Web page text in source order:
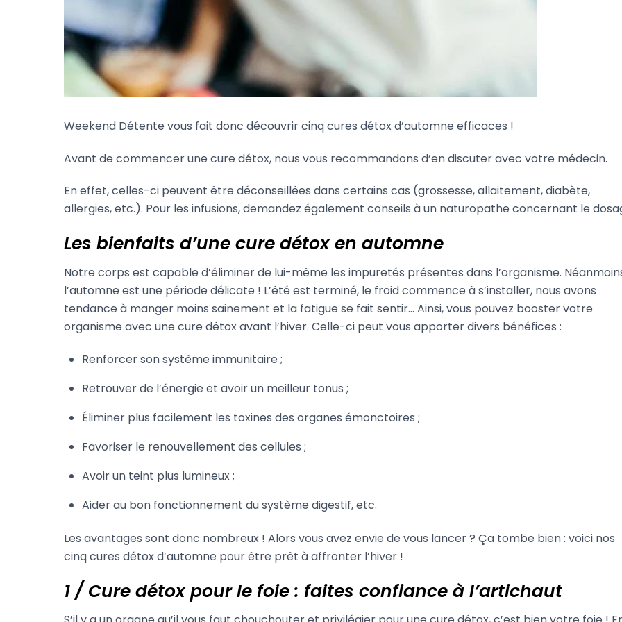
Weekend Détente vous fait donc découvrir cinq cures détox d’automne efficaces !
Avant de commencer une cure détox, nous vous recommandons d’en discuter avec votre médecin.
En effet, celles-ci peuvent être déconseillées dans certains cas (grossesse, allaitement, diabète,
allergies, etc.). Pour les infusions, demandez également conseils à un naturopathe concernant le
Les bienfaits d’une cure détox en automne
Notre corps est capable d’éliminer de lui-même les impuretés présentes dans l’organisme.
l’automne est une période délicate ! L’été est terminé, le froid commence à s’installer, nous avons
tendance à manger moins sainement et la fatigue se fait sentir… Ainsi, vous pouvez booster votre
organisme avec une cure détox avant l’hiver. Celle-ci peut vous apporter divers bénéfices :
Renforcer son système immunitaire ;
Retrouver de l’énergie et avoir un meilleur tonus ;
Éliminer plus facilement les toxines des organes émonctoires ;
Favoriser le renouvellement des cellules ;
Avoir un teint plus lumineux ;
Aider au bon fonctionnement du système digestif, etc.
Les avantages sont donc nombreux ! Alors vous avez envie de vous lancer ? Ça tombe bien : voici nos
cinq cures détox d’automne pour être prêt à affronter l’hiver !
1 / Cure détox pour le foie : faites confiance à l’artichaut